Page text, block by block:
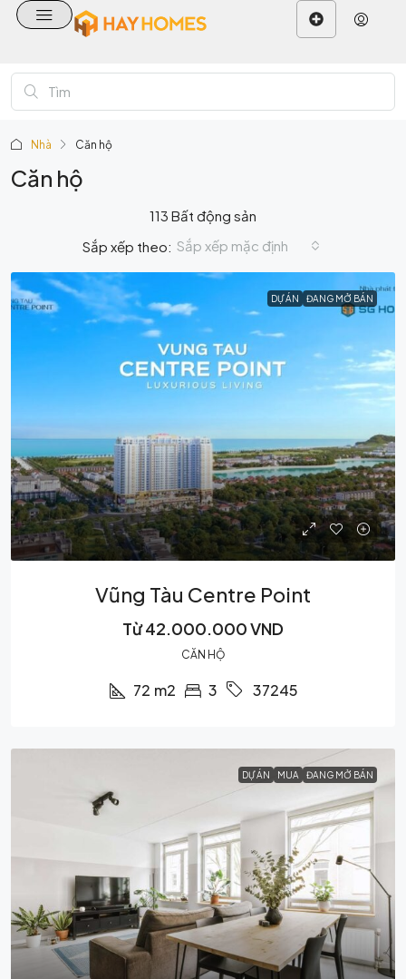
Nhà Căn hộ
Căn hộ
113 Bất động sản
Sắp xếp theo: Sắp xếp mặc định
DỰ ÁN ĐANG MỞ BÁN
Vũng Tàu Centre Point
Từ42.000.000 VND
CĂN HỘ
72 m2 3 37245
DỰ ÁN MUA ĐANG MỞ BÁN